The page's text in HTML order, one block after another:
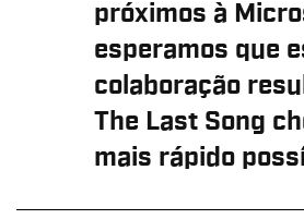
próximos à
esperamos que
colaboração
The Last Song
mais rápido